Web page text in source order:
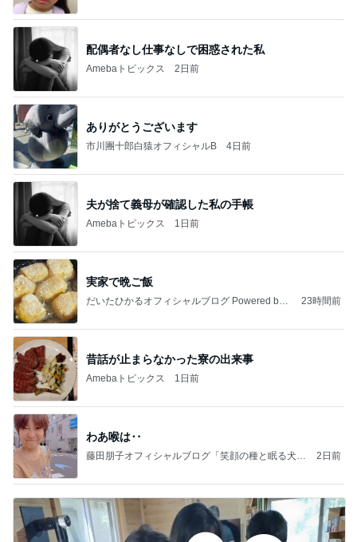
配偶者なし仕事なしで困惑された私
Amebaトピックス 2日前
ありがとうございます
市川團十郎白猿オフィシャルB 4日前
夫が捨て義母が確認した私の手帳
Amebaトピックス 1日前
実家で晩ご飯
だいたひかるオフィシャルブログ Powered by
23時間前
昔話が止まらなかった寮の出来事
Amebaトピックス 1日前
わあ喉は‥
藤田朋子オフィシャルブログ「笑顔の種と眠る犬」
2日前